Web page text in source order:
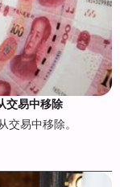
交易中移除
交易中移除。